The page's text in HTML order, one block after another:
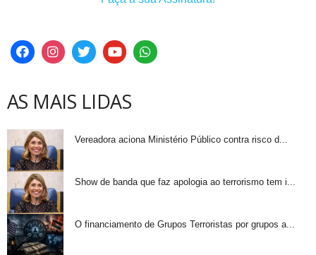
AS MAIS LIDAS
Vereadora aciona Ministério Público contra risco d...
Show de banda que faz apologia ao terrorismo tem i...
O financiamento de Grupos Terroristas por grupos a...